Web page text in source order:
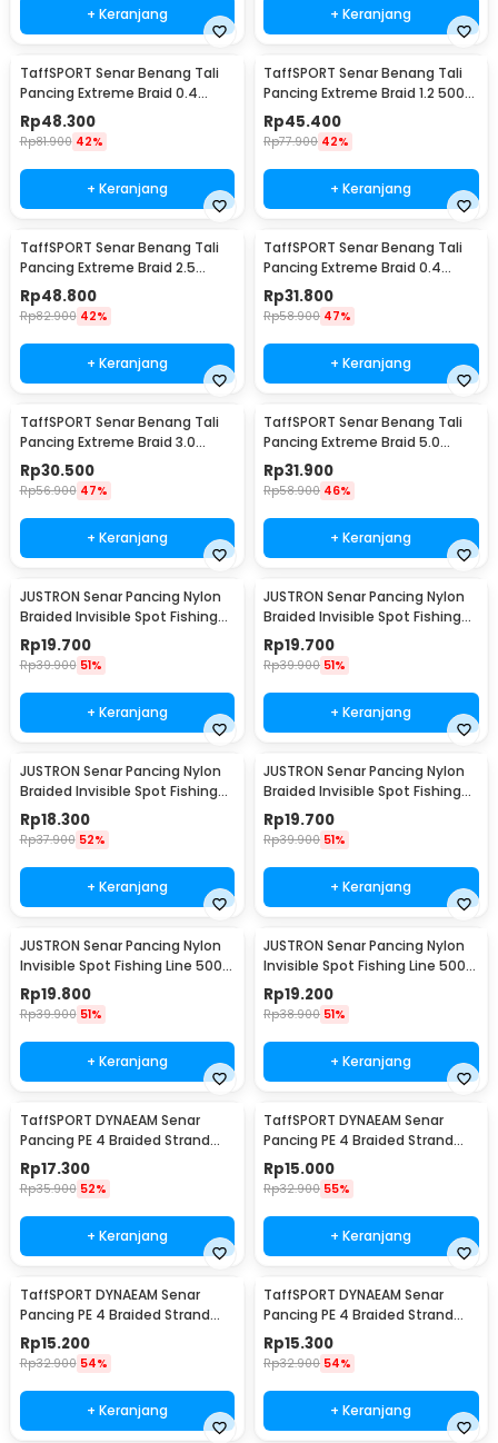
+ Keranjang + Keranjang
TaffSPORT Senar Benang Tali
Pancing Extreme Braid 0.4
500M - FM-PEL
Rp48.300
Rp81.900 42%
+ Keranjang
TaffSPORT Senar Benang Tali
Pancing Extreme Braid 1.2 500M
- FM-PEL
Rp45.400
Rp77.900 42%
+ Keranjang
TaffSPORT Senar Benang Tali
Pancing Extreme Braid 2.5
500M - FM-PEL
Rp48.800
Rp82.900 42%
+ Keranjang
TaffSPORT Senar Benang Tali
Pancing Extreme Braid 0.4
300M - FM-PEL
Rp31.800
Rp58.900 47%
+ Keranjang
TaffSPORT Senar Benang Tali
Pancing Extreme Braid 3.0
300M - FM-PEL
Rp30.500
Rp56.900 47%
+ Keranjang
TaffSPORT Senar Benang Tali
Pancing Extreme Braid 5.0
300M - FM-PEL
Rp31.900
Rp58.900 46%
+ Keranjang
JUSTRON Senar Pancing Nylon
Braided Invisible Spot Fishing
Line 500M 0.6 - DPLS
Rp19.700
Rp39.900 51%
+ Keranjang
JUSTRON Senar Pancing Nylon
Braided Invisible Spot Fishing
Line 500M 0.4 - DPLS
Rp19.700
Rp39.900 51%
+ Keranjang
JUSTRON Senar Pancing Nylon
Braided Invisible Spot Fishing
Line 500M 1.2 - DPLS
Rp18.300
Rp37.900 52%
+ Keranjang
JUSTRON Senar Pancing Nylon
Braided Invisible Spot Fishing
Line 500M 1.0 - DPLS
Rp19.700
Rp39.900 51%
+ Keranjang
JUSTRON Senar Pancing Nylon
Invisible Spot Fishing Line 500M
4.0 - MR-500M
Rp19.800
Rp39.900 51%
+ Keranjang
JUSTRON Senar Pancing Nylon
Invisible Spot Fishing Line 500M
6.0 - MR-500M
Rp19.200
Rp38.900 51%
+ Keranjang
TaffSPORT DYNAEAM Senar
Pancing PE 4 Braided Strand
Fishing Line 100M 0.2 - FM10
Rp17.300
Rp35.900 52%
+ Keranjang
TaffSPORT DYNAEAM Senar
Pancing PE 4 Braided Strand
Fishing Line 100M 0.6 - FM10
Rp15.000
Rp32.900 55%
+ Keranjang
TaffSPORT DYNAEAM Senar
Pancing PE 4 Braided Strand
Fishing Line 100M 0.4 - FM10
Rp15.200
Rp32.900 54%
+ Keranjang
TaffSPORT DYNAEAM Senar
Pancing PE 4 Braided Strand
Fishing Line 100M 0.8 - FM10
Rp15.300
Rp32.900 54%
+ Keranjang